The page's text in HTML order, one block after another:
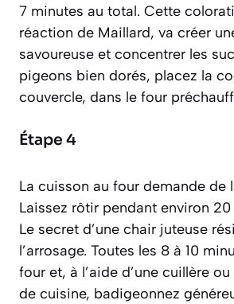
7 minutes au total. Cette
réaction de Maillard, va créer
savoureuse et concentrer les
pigeons bien dorés, placez la
couvercle, dans le four
Étape 4
La cuisson au four demande de
Laissez rôtir pendant environ
Le secret d’une chair juteuse
l’arrosage. Toutes les 8 à 10
four et, à l’aide d’une cuillère
de cuisine, badigeonnez